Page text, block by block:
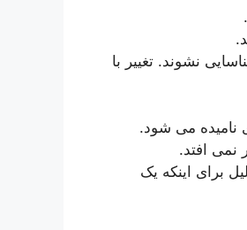
نشوند. تغییر با
نامیده می شود.
نمی افتد.
برای اینکه یک